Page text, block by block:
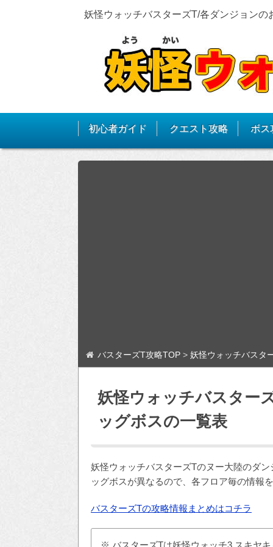
妖怪ウォッチバスターズT/各ダンジョン
初心者ガイド クエスト攻略 ボス
バスターズT攻略TOP > 妖怪ウォッチバスタ
妖怪ウォッチバスター
ッグボスの一覧表
妖怪ウォッチバスターズTのヌー大陸のダ
ッグボスが異なるので、各フロア毎の情報
バスターズTの攻略情報まとめはコチラ
※ バスターズTは妖怪ウォッチ3 スキヤ